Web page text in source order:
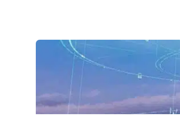
การป้องกันข้อมูลส่วนบุคคล
การตรวจสอบโฆษณา